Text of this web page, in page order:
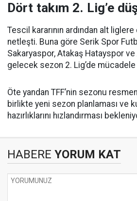
Dört takım 2. Lig’e
Tescil kararının ardından alt
netleşti. Buna göre Serik Spor
Sakaryaspor, Atakaş Hatayspor
gelecek sezon 2. Lig’de
Öte yandan TFF’nin sezonu
birlikte yeni sezon planlaması ve
hazırlıklarını hızlandırması
HABERE YORUM KAT